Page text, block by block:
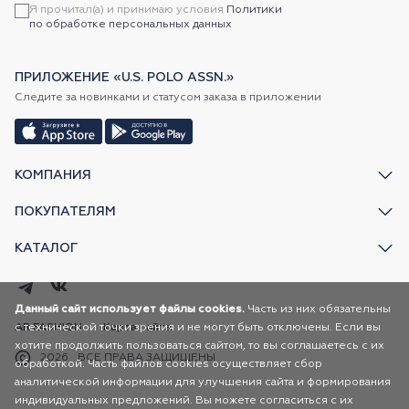
КОМПАНИЯ
ПОКУПАТЕЛЯМ
КАТАЛОГ
Я прочитал(а) и принимаю условия Политики
по обработке персональных данных
ПРИЛОЖЕНИЕ «U.S. POLO ASSN.»
Следите за новинками и статусом заказа в приложении
2026 ВСЕ ПРАВА ЗАЩИЩЕНЫ
AR FASHION Карта сайта
Данный сайт использует файлы cookies. Часть из них обязательны
с технической точки зрения и не могут быть отключены. Если вы
хотите продолжить пользоваться сайтом, то вы соглашаетесь с их
обработкой. Часть файлов cookies осуществляет сбор
аналитической информации для улучшения сайта и формирования
индивидуальных предложений. Вы можете согласиться с их